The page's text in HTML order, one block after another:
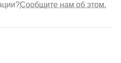
Сообщите нам об этом.